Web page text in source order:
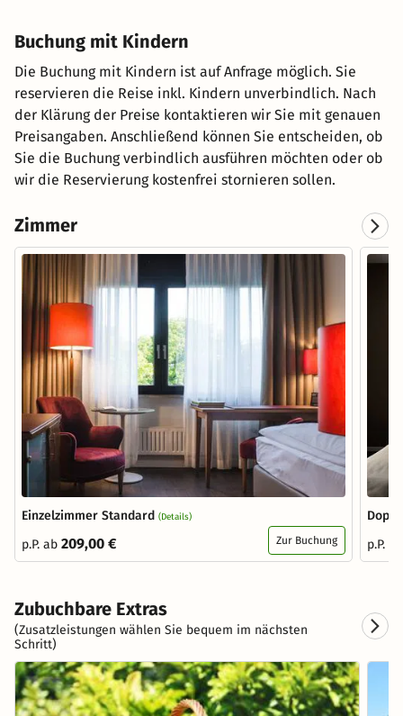
Buchung mit Kindern
Die Buchung mit Kindern ist auf Anfrage möglich. Sie
reservieren die Reise inkl. Kindern unverbindlich. Nach
der Klärung der Preise kontaktieren wir Sie mit genauen
Preisangaben. Anschließend können Sie entscheiden, ob
Sie die Buchung verbindlich ausführen möchten oder ob
wir die Reservierung kostenfrei stornieren sollen.
Zimmer
Einzelzimmer Standard (Details)
p.P. ab 209,00 € Zur Buchung
p.P.
Zubuchbare Extras
(Zusatzleistungen wählen Sie bequem im nächsten
Schritt)